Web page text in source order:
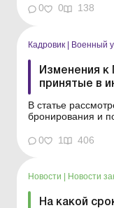
Турцией и
Изменения в
превышения
0 0 138
Кадровик | Военный
Изменения к
принятые в
В статье
бронирования и
изменения к
постановлением
Рассмотрим
0 1 406
Новости | Новости
На какой